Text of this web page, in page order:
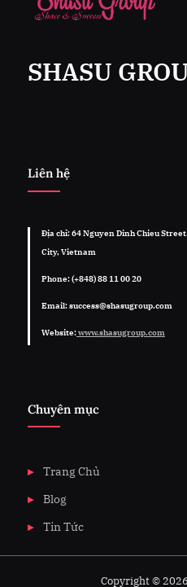
SHASU
Liên hệ
Địa chỉ: 64 Nguyen Dinh Chieu
City, Vietnam
Phone: (+848) 88 11 00 20
Email: success@shasugroup.com
Website:www.shasugroup.com
Chuyên mục
Trang Chủ
Blog
Tin Tức
Copyright ©